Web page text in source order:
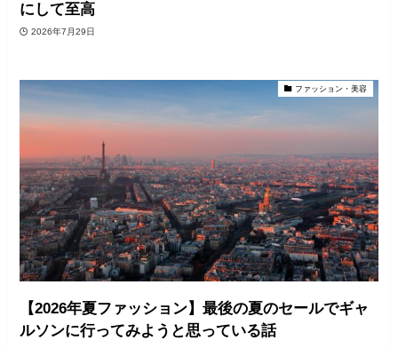
にして至高
2026年7月29日
ファッション・美容
【2026年夏ファッション】最後の夏のセールでギャ
ルソンに行ってみようと思っている話